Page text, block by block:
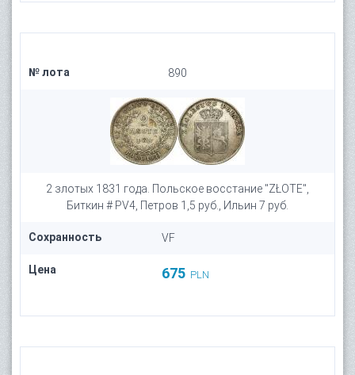
№ лота 890
2 злотых 1831 года. Польское восстание "ZŁOTE",
Биткин # PV4, Петров 1,5 руб., Ильин 7 руб.
Сохранность VF
Цена 675 PLN